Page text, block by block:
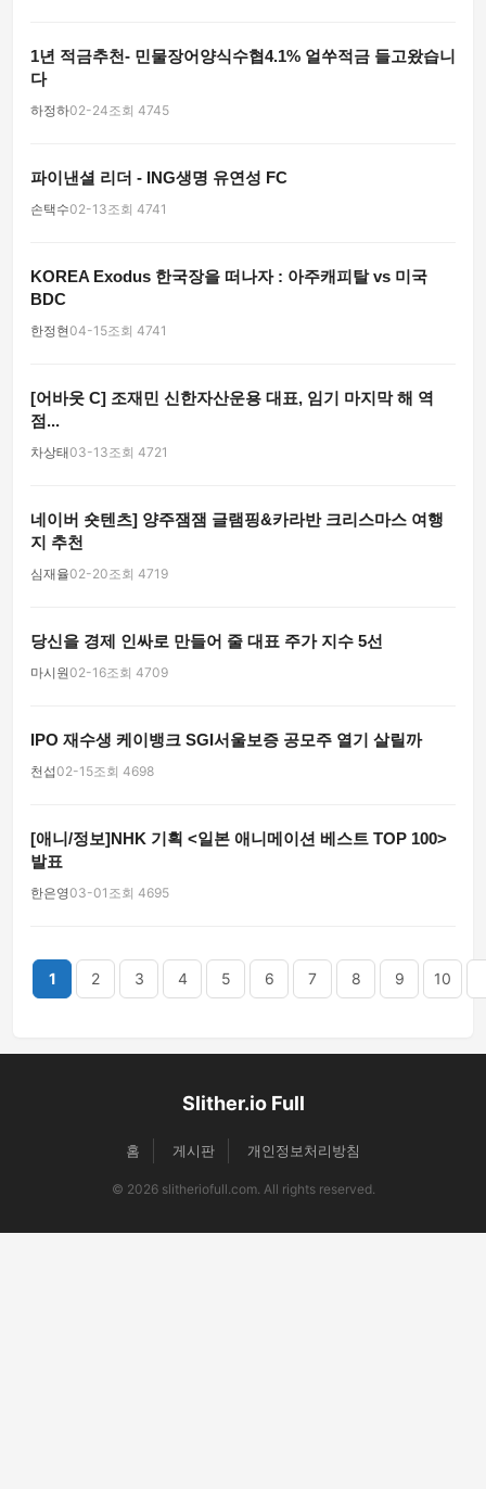
1년 적금추천- 민물장어양식수협4.1% 얼쑤적금 들고왔습니
다
하정하02-24조회 4745
파이낸셜 리더 - ING생명 유연성 FC
손택수02-13조회 4741
KOREA Exodus 한국장을 떠나자 : 아주캐피탈 vs 미국
BDC
한정현04-15조회 4741
[어바웃 C] 조재민 신한자산운용 대표, 임기 마지막 해 역
점...
차상태03-13조회 4721
네이버 숏텐츠] 양주잼잼 글램핑&카라반 크리스마스 여행
지 추천
심재율02-20조회 4719
당신을 경제 인싸로 만들어 줄 대표 주가 지수 5선
마시원02-16조회 4709
IPO 재수생 케이뱅크 SGI서울보증 공모주 열기 살릴까
천섭02-15조회 4698
[애니/정보]NHK 기획 <일본 애니메이션 베스트 TOP 100>
발표
한은영03-01 조회 4695
1 2 3 4 5 6 7 8 9 10
Slither.io Full
홈 게시판 개인정보처리방침
© 2026 slitheriofull.com. All rights reserved.